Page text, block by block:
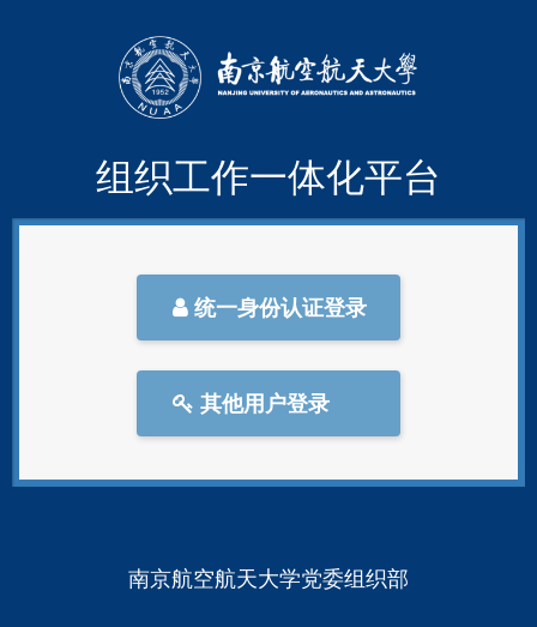
组织工作一体化平台
统一身份认证登录
其他用户登录
南京航空航天大学党委组织部